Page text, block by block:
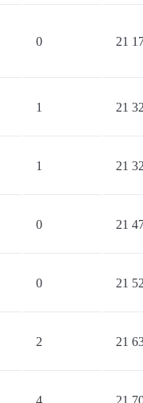
0 21
1 21
1 21
0 21
0 21
2 21